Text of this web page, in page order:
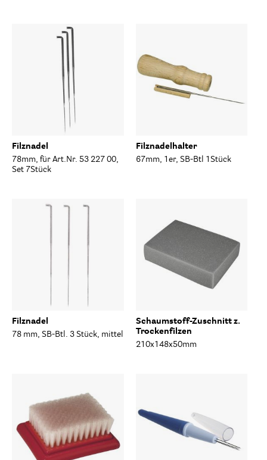
Filznadel
78mm, für Art.Nr. 53 227 00,
Set 7Stück
Filznadelhalter
67mm, 1er, SB-Btl 1Stück
Filznadel
78 mm, SB-Btl. 3 Stück, mittel
Schaumstoff-Zuschnitt z.
Trockenfilzen
210x148x50mm